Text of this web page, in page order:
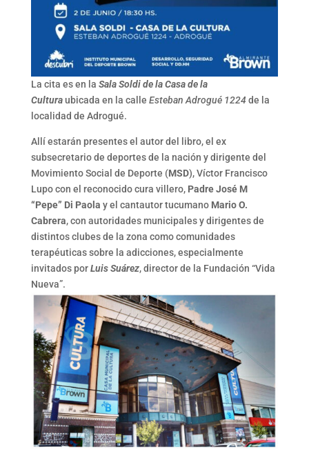
La cita es en la Sala Soldi de la Casa de la
Culturaubicada en la calle Esteban Adrogué 1224 de la
localidad de Adrogué.
Allí estarán presentes el autor del libro, el ex
subsecretario de deportes de la nación y dirigente del
Movimiento Social de Deporte (MSD), Víctor Francisco
Lupo con el reconocido cura villero, Padre José M
“Pepe” Di Paola y el cantautor tucumano Mario O.
Cabrera, con autoridades municipales y dirigentes de
distintos clubes de la zona como comunidades
terapéuticas sobre la adicciones, especialmente
invitados porLuis Suárez, director de la Fundación “Vida
Nueva”.